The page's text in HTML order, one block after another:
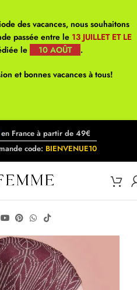
des vacances, nous souhaitons
passée entre le 13 JUILLET ET LE
le 10 AOÛT .
et bonnes vacances à tous!
en France à partir de 49€
code: BIENVENUE10